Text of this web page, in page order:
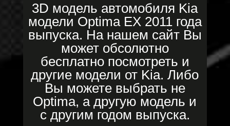
3D модель автомобиля Kia
модели Optima EX 2011 года
выпуска. На нашем сайт Вы
может обсолютно
бесплатно посмотреть и
другие модели от Kia. Либо
Вы можете выбрать не
Optima, а другую модель и
с другим годом выпуска.